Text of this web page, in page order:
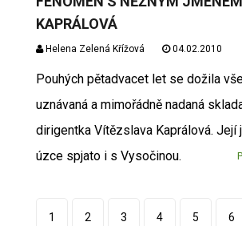
KAPRÁLOVÁ
Helena Zelená Křížová 04.02.2010
Pouhých pětadvacet let se dožila
uznávaná a mimořádně nadaná
dirigentka Vítězslava Kaprálová. Její
úzce spjato i s Vysočinou.
1 2 3 4 5 6